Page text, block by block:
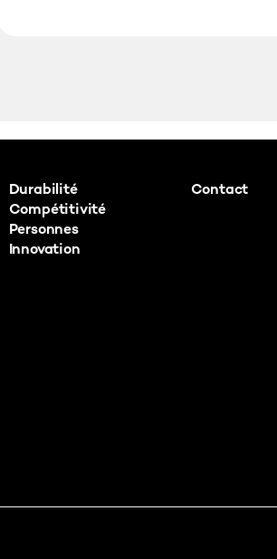
Durabilité
Compétitivité
Personnes
Innovation
Contact